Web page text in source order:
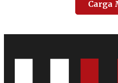
Carga